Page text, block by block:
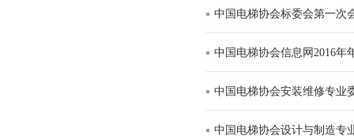
中国电梯协会标委会第一次
中国电梯协会信息网2016年
中国电梯协会安装维修专业
中国电梯协会设计与制造专